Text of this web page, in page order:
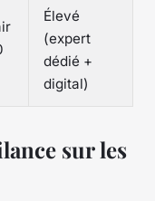
Élevé
(expert
dédié +
digital)
sur les